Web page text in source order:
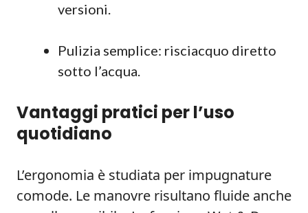
versioni.
Pulizia semplice: risciacquo diretto
sotto l’acqua.
Vantaggi pratici per l’uso
quotidiano
L’ergonomia è studiata per impugnature
comode. Le manovre risultano fluide anche